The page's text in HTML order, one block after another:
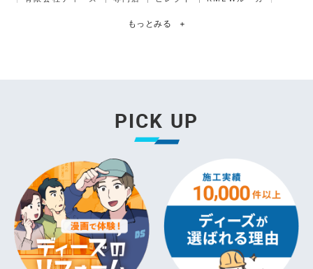
もっとみる +
PICK UP